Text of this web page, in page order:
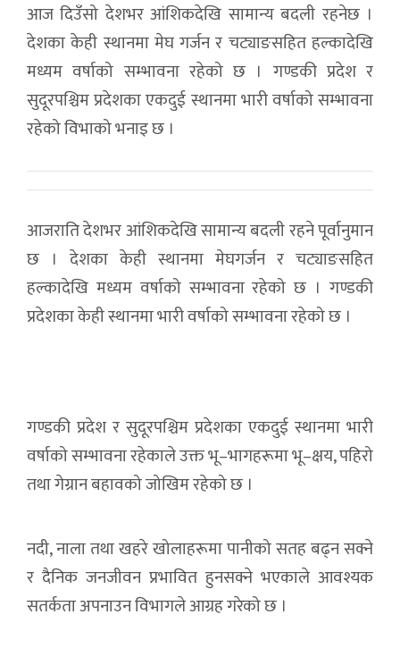
आज दिउँसो देशभर आंशिकदेखि सामान्य बदली रहनेछ ।
देशका केही स्थानमा मेघ गर्जन र चट्याङसहित हल्कादेखि
मध्यम वर्षाको सम्भावना रहेको छ । गण्डकी प्रदेश र
सुदूरपश्चिम प्रदेशका एकदुई स्थानमा भारी वर्षाको सम्भावना
रहेको विभाको भनाइ छ ।
आजराति देशभर आंशिकदेखि सामान्य बदली रहने पूर्वानुमान
छ । देशका केही स्थानमा मेघगर्जन र चट्याङसहित
हल्कादेखि मध्यम वर्षाको सम्भावना रहेको छ । गण्डकी
प्रदेशका केही स्थानमा भारी वर्षाको सम्भावना रहेको छ ।
गण्डकी प्रदेश र सुदूरपश्चिम प्रदेशका एकदुई स्थानमा भारी
वर्षाको सम्भावना रहेकाले उक्त भू–भागहरूमा भू–क्षय, पहिरो
तथा गेग्रान बहावको जोखिम रहेको छ ।
नदी, नाला तथा खहरे खोलाहरूमा पानीको सतह बढ्न सक्ने
र दैनिक जनजीवन प्रभावित हुनसक्ने भएकाले आवश्यक
सतर्कता अपनाउन विभागले आग्रह गरेको छ ।